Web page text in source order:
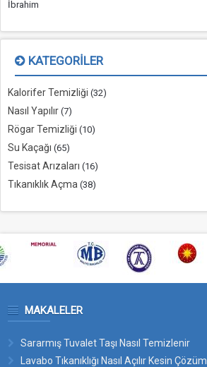
İbrahim
KATEGORILER
Kalorifer Temizliği (32)
Nasıl Yapılır (7)
Rögar Temizliği (10)
Su Kaçağı (65)
Tesisat Arızaları (16)
Tıkanıklık Açma (38)
MAKALELER
Sararmış Tuvalet Taşı Nasıl Temizlenir
Lavabo Tıkanıklığı Nasıl Açılır Kesin Çözüm